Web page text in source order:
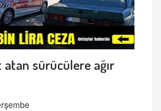
sürücülere ağır